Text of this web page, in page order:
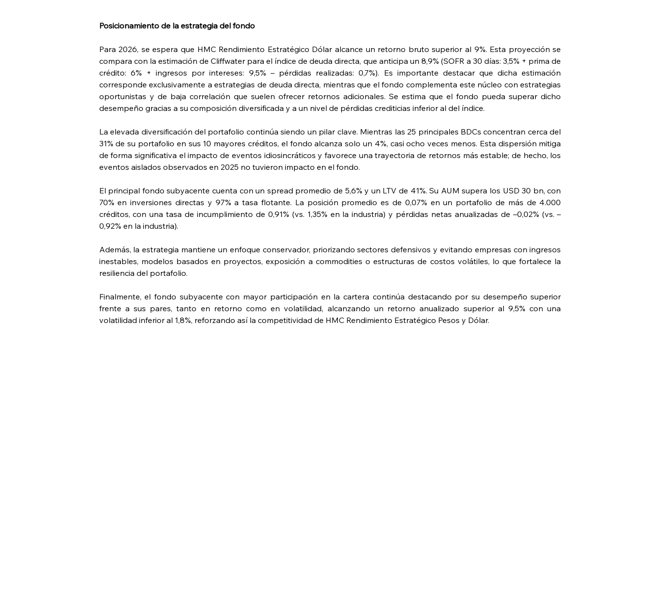
Posicionamiento de la estrategia del fondo
Para 2026, se espera que HMC Rendimiento Estratégico Dólar alcance un retorno bruto superior al 9%. Esta proyección se
compara con la estimación de Cliffwater para el índice de deuda directa, que anticipa un 8,9% (SOFR a 30 días: 3,5% + prima de
crédito: 6% + ingresos por intereses: 9,5% – pérdidas realizadas: 0,7%). Es importante destacar que dicha estimación
corresponde exclusivamente a estrategias de deuda directa, mientras que el fondo complementa este núcleo con estrategias
oportunistas y de baja correlación que suelen ofrecer retornos adicionales. Se estima que el fondo pueda superar dicho
desempeño gracias a su composición diversificada y a un nivel de pérdidas crediticias inferior al del índice.
La elevada diversificación del portafolio continúa siendo un pilar clave. Mientras las 25 principales BDCs concentran cerca del
31% de su portafolio en sus 10 mayores créditos, el fondo alcanza solo un 4%, casi ocho veces menos. Esta dispersión mitiga
de forma significativa el impacto de eventos idiosincráticos y favorece una trayectoria de retornos más estable; de hecho, los
eventos aislados observados en 2025 no tuvieron impacto en el fondo.
El principal fondo subyacente cuenta con un spread promedio de 5,6% y un LTV de 41%. Su AUM supera los USD 30 bn, con
70% en inversiones directas y 97% a tasa flotante. La posición promedio es de 0,07% en un portafolio de más de 4.000
créditos, con una tasa de incumplimiento de 0,91% (vs. 1,35% en la industria) y pérdidas netas anualizadas de –0,02% (vs. –
0,92% en la industria).
Además, la estrategia mantiene un enfoque conservador, priorizando sectores defensivos y evitando empresas con ingresos
inestables, modelos basados en proyectos, exposición a commodities o estructuras de costos volátiles, lo que fortalece la
resiliencia del portafolio.
Finalmente, el fondo subyacente con mayor participación en la cartera continúa destacando por su desempeño superior
frente a sus pares, tanto en retorno como en volatilidad, alcanzando un retorno anualizado superior al 9,5% con una
volatilidad inferior al 1,8%, reforzando así la competitividad de HMC Rendimiento Estratégico Pesos y Dólar.